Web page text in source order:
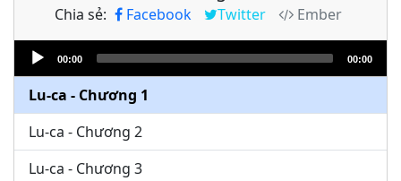
Chia sẻ: Facebook Twitter
Ember
Audio
Player
00:00 00:00
Lu-ca - Chương 1
Lu-ca - Chương 2
Lu-ca - Chương 3